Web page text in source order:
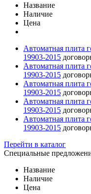
Название
Наличие
Цена
Автоматная плита
19903-2015
Автоматная плита
19903-2015
Автоматная плита
19903-2015
Автоматная плита
19903-2015
Автоматная плита
19903-2015
Перейти в каталог
Специальные
Название
Наличие
Цена